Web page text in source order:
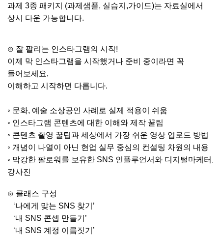
과제 3종 패키지 (과제샘플, 실습지 ,가이드)는 자료실에서
상시 다운 가능합니다.
⊙ 잘 팔리는 인스타그램의 시작!
이제 막 인스타그램을 시작했거나 준비 중이라면 꼭
들어보세요,
이해하고 시작하면 다릅니다.
◦ 문화, 예술 소상공인 사례로 실제 적용이 쉬움
◦ 인스타그램 콘텐츠에 대한 이해와 제작 꿀팁
◦ 콘텐츠 촬영 꿀팁과 세상에서 가장 쉬운 영상 업로드 방법
◦ 개념이 나열이 아닌 현업 실무 중심의 컨설팅 차원의 내용
◦ 막강한 팔로워를 보유한 SNS 인플루언서와 디지털마케터로
강사진
⊙ 클래스 구성
‘나에게 맞는 SNS 찾기 ’
‘내 SNS 콘셉 만들기 ’
‘내 SNS 계정 이름짓기 ’